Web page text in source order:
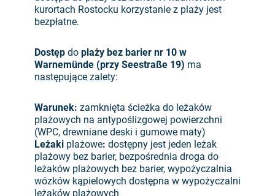
kurortach Rostocku korzystanie z plaży jest
bezpłatne.
Dostęp do plaży bez barier nr 10 w
Warnemünde (przy Seestraße 19) ma
następujące zalety:
Warunek: zamknięta ścieżka do leżaków
plażowych na antypoślizgowej powierzchni
(WPC, drewniane deski i gumowe maty)
Leżaki plażowe: dostępny jest jeden leżak
plażowy bez barier, bezpośrednia droga do
leżaków plażowych bez barier, wypożyczalnia
wózków kąpielowych dostępna w wypożyczalni
leżaków plażowych